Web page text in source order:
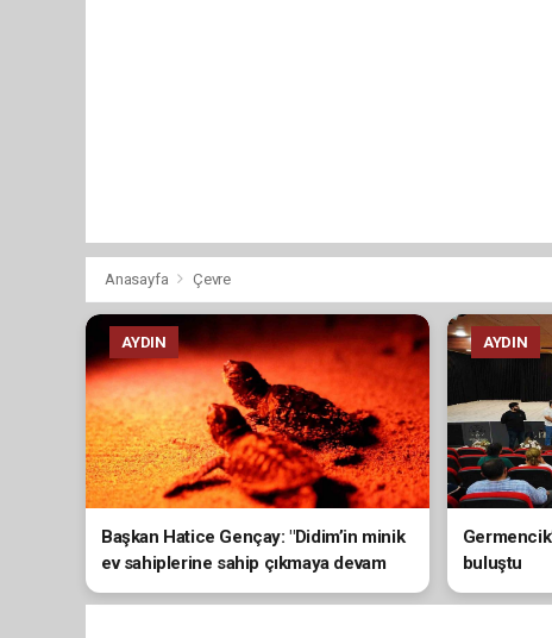
Anasayfa Çevre
AYDIN
Başkan Hatice Gençay: "Didim’in minik
ev sahiplerine sahip çıkmaya devam
edeceğiz"
AYDIN
buluştu